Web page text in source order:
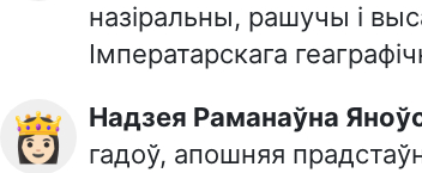
назіральны, рашучы і
Імператарскага
👸🏻 Надзея Раманаўна
гадоў, апошняя